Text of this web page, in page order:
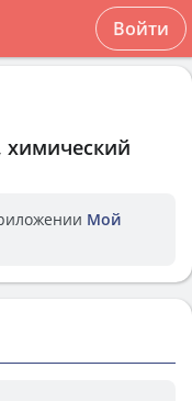
Войти
химический
Мой